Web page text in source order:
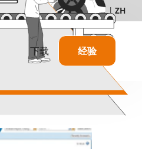
DE | EN | FR | HU | IT | ZH
信息
使用中的 TAKTIQ
顾问和服务提供商
下载 经验